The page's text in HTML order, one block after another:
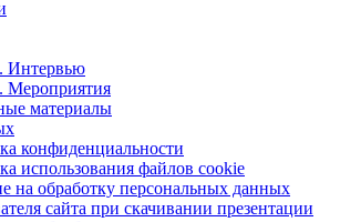
Интервью
Мероприятия
материалы
конфиденциальности
использования файлов cookie
на обработку персональных данных
сайта при скачивании презентации